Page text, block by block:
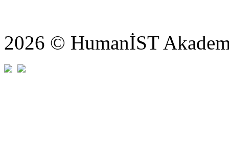
2026 © HumanİST